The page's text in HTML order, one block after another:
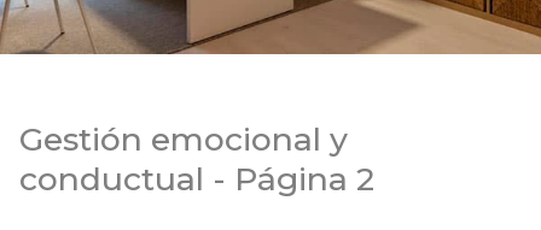
Gestión emocional y
conductual - Página 2